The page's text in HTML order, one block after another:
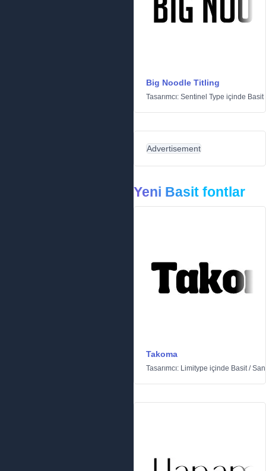
Big Noodle Titling
Tasarımcı: Sentinel Type içinde Basit
Advertisement
Yeni Basit fontlar
Takoma
Tasarımcı: Limitype içinde Basit/